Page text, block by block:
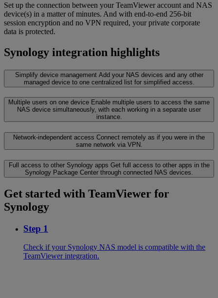
Set up the connection between your TeamViewer account and NAS
device(s) in a matter of minutes. And with end-to-end 256-bit
session encryption and no VPN required, your private corporate
data is protected.
Synology integration highlights
Simplify device management Add your NAS devices and any other
managed device to one centralized list for simplified access.
Multiple users on one device Enable multiple users to access the same
NAS device simultaneously, with each working in a separate user
instance.
Network-independent access Connect remotely as if you were in the
same network via VPN.
Full access to other Synology apps Get full access to other apps in the
Synology Package Center through connected NAS devices.
Get started with TeamViewer for
Synology
Step 1
Check if your Synology NAS model is compatible with the
TeamViewer integration.